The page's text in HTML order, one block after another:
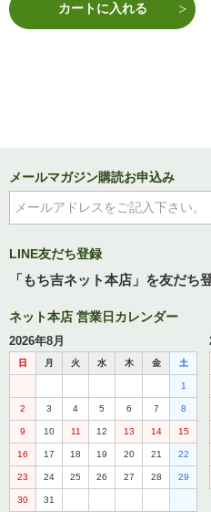
カートに入れる
メールマガジン購読お申込み
LINE友だち登録
「もち吉ネット本店」を友だち
ネット本店 営業日カレンダー
2026年8月
日 月 火 水 木 金 土
1
2 3 4 5 6 7 8
9 10 11 12 13 14 15
16 17 18 19 20 21 22
23 24 25 26 27 28 29
30 31